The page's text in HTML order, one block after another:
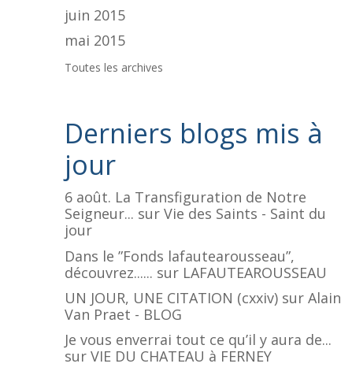
juin 2015
mai 2015
Toutes les archives
Derniers blogs mis à
jour
6 août. La Transfiguration de Notre
Seigneur... sur Vie des Saints - Saint du
jour
Dans le ”Fonds lafautearousseau”,
découvrez...... sur LAFAUTEAROUSSEAU
UN JOUR, UNE CITATION (cxxiv) sur Alain
Van Praet - BLOG
Je vous enverrai tout ce qu’il y aura de...
sur VIE DU CHATEAU à FERNEY